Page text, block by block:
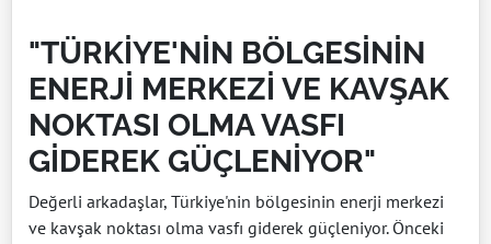
"TÜRKİYE'NİN BÖLGESİNİN
ENERJİ MERKEZİ VE KAVŞAK
NOKTASI OLMA VASFI
GİDEREK GÜÇLENİYOR"
Değerli arkadaşlar, Türkiye'nin bölgesinin enerji merkezi
ve kavşak noktası olma vasfı giderek güçleniyor. Önceki